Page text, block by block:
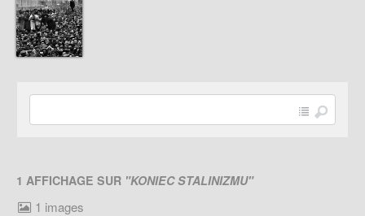
1 AFFICHAGE SUR "KONIEC STALINIZMU"
1 images